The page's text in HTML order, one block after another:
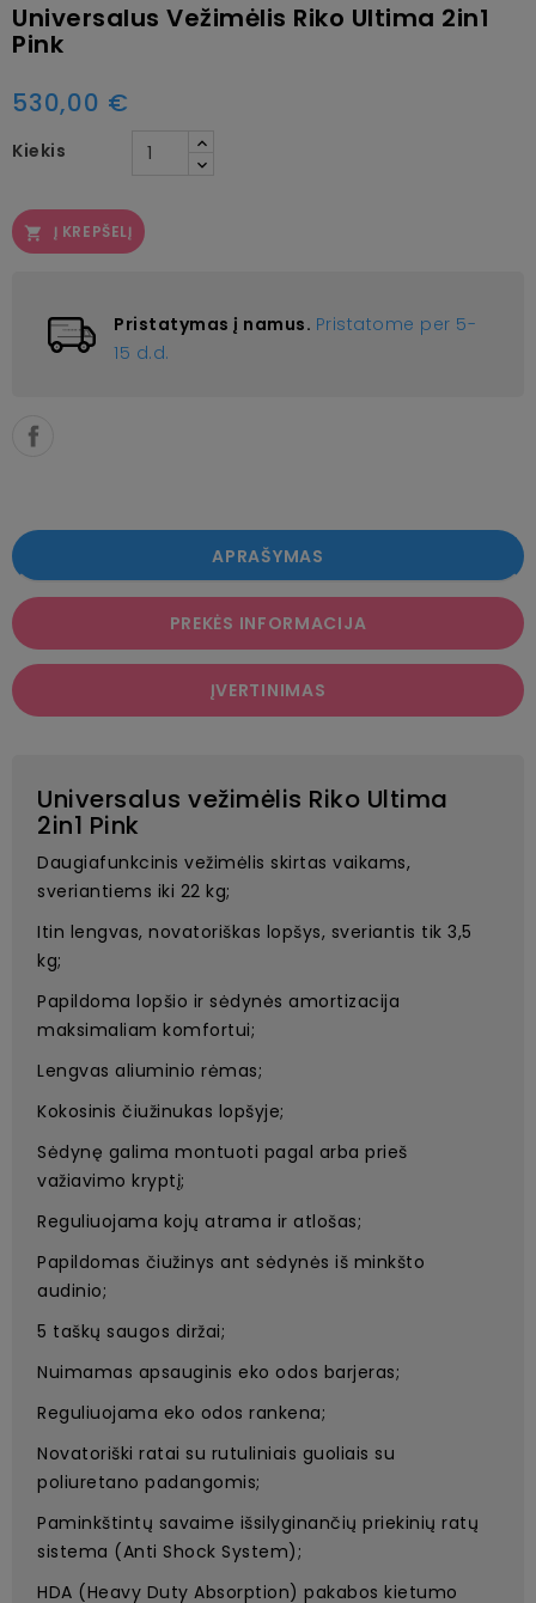
Universalus Vežimėlis Riko Ultima 2in1
Pink
530,00 €
Kiekis
 Į KREPŠELĮ
Pristatymas į namus. Pristatome per 5-
15 d.d.
APRAŠYMAS
PREKĖS INFORMACIJA
ĮVERTINIMAS
Universalus vežimėlis Riko Ultima
2in1 Pink
Daugiafunkcinis vežimėlis skirtas vaikams,
sveriantiems iki 22 kg;
Itin lengvas, novatoriškas lopšys, sveriantis tik 3,5
kg;
Papildoma lopšio ir sėdynės amortizacija
maksimaliam komfortui;
Lengvas aliuminio rėmas;
Kokosinis čiužinukas lopšyje;
Sėdynę galima montuoti pagal arba prieš
važiavimo kryptį;
Reguliuojama kojų atrama ir atlošas;
Papildomas čiužinys ant sėdynės iš minkšto
audinio;
5 taškų saugos diržai;
Nuimamas apsauginis eko odos barjeras;
Reguliuojama eko odos rankena;
Novatoriški ratai su rutuliniais guoliais su
poliuretano padangomis;
Paminkštintų savaime išsilyginančių priekinių ratų
sistema (Anti Shock System);
HDA (Heavy Duty Absorption) pakabos kietumo